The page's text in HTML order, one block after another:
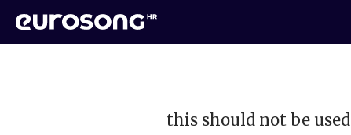
this should not be used